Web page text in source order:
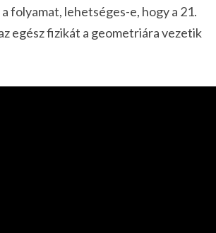
folyamat, lehetséges-e, hogy a 21.
egész fizikát a geometriára vezetik